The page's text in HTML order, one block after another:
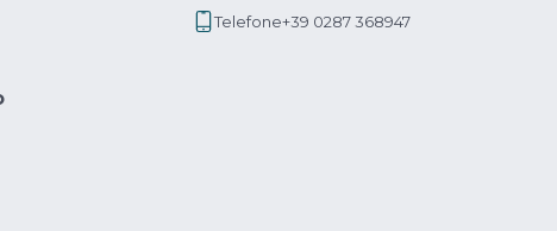
Telefone+39 0287 368947